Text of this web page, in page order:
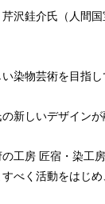
沢銈介氏（人間
染物芸術を目指
新しいデザイン
工房 匠宿・染工
べく活動をはじ